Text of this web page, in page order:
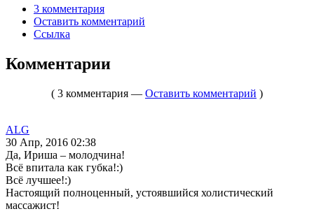
3 комментария
Оставить комментарий
Ссылка
Комментарии
( 3 комментария — Оставить комментарий )
ALG
30 Апр, 2016 02:38
Да, Ириша – молодчина!
Всё впитала как губка!:)
Всё лучшее!:)
Настоящий полноценный, устоявшийся холистический
массажист!